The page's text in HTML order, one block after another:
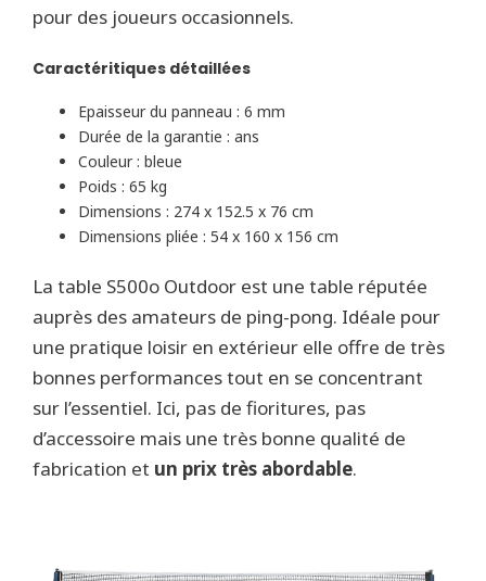
pour des joueurs occasionnels.
Caractéritiques détaillées
Epaisseur du panneau : 6 mm
Durée de la garantie : ans
Couleur : bleue
Poids : 65 kg
Dimensions : 274 x 152.5 x 76 cm
Dimensions pliée : 54 x 160 x 156 cm
La table S500o Outdoor est une table réputée
auprès des amateurs de ping-pong. Idéale pour
une pratique loisir en extérieur elle offre de très
bonnes performances tout en se concentrant
sur l’essentiel. Ici, pas de fioritures, pas
d’accessoire mais une très bonne qualité de
fabrication et un prix très abordable.